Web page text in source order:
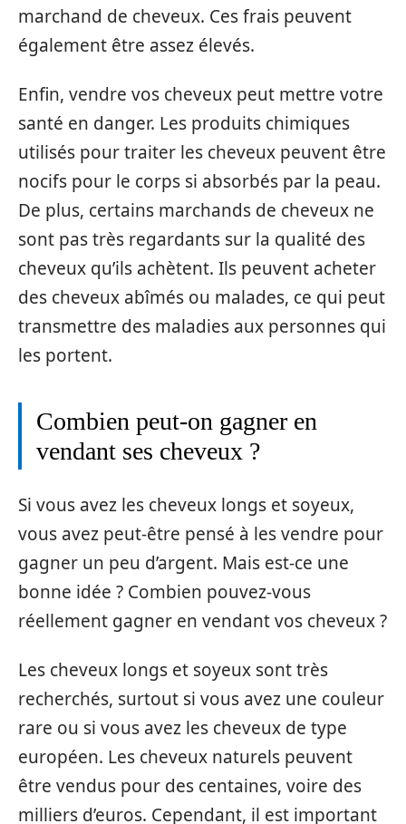
marchand de cheveux. Ces frais peuvent
également être assez élevés.
Enfin, vendre vos cheveux peut mettre votre
santé en danger. Les produits chimiques
utilisés pour traiter les cheveux peuvent être
nocifs pour le corps si absorbés par la peau.
De plus, certains marchands de cheveux ne
sont pas très regardants sur la qualité des
cheveux qu’ils achètent. Ils peuvent acheter
des cheveux abîmés ou malades, ce qui peut
transmettre des maladies aux personnes qui
les portent.
Combien peut-on gagner en
vendant ses cheveux ?
Si vous avez les cheveux longs et soyeux,
vous avez peut-être pensé à les vendre pour
gagner un peu d’argent. Mais est-ce une
bonne idée ? Combien pouvez-vous
réellement gagner en vendant vos cheveux ?
Les cheveux longs et soyeux sont très
recherchés, surtout si vous avez une couleur
rare ou si vous avez les cheveux de type
européen. Les cheveux naturels peuvent
être vendus pour des centaines, voire des
milliers d’euros. Cependant, il est important